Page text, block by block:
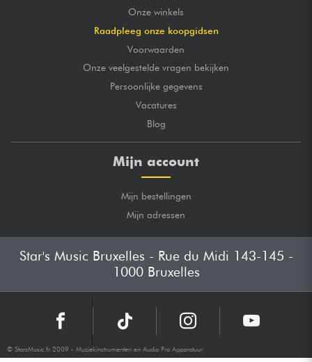
Onze winkels
Raadpleeg onze koopgidsen
Voorwaarden
Onze veelgestelde vragen bekijken
Persoonlijke gegevens
Vacatures
Blog
Mijn account
Mijn bestellingen
Mijn adressen
Star's Music Bruxelles - Rue du Midi 143-145 -
1000 Bruxelles
© StarsMusic.fr 2009 - Muziekinstrumenten en Audio Pro Apparatuur